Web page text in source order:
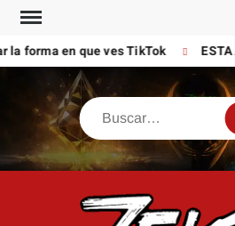
Saltar
contenido
forma en que ves TikTok ESTA
Buscar